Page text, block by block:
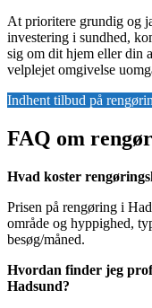
At prioritere grundig og
investering i sundhed,
sig om dit hjem eller din
velplejet omgivelse
Indhent tilbud på
FAQ om
Hvad koster
Prisen på rengøring i
område og hyppighed,
besøg/måned.
Hvordan finder jeg
Hadsund?